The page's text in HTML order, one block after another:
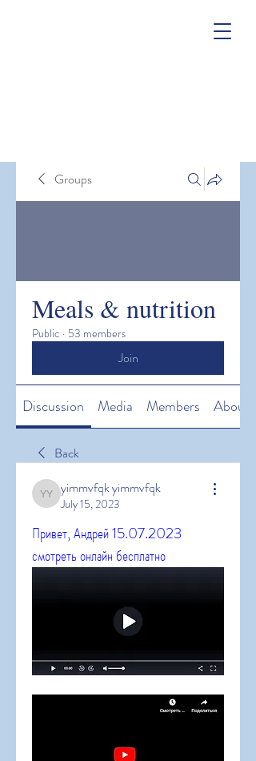
Groups
Meals & nutrition
Public · 53 members
Join
Discussion Media Members About
Back
yimmvfqk yimmvfqk
yimmvfqk yimmvfqk
July 15, 2023
Привет, Андрей 15.07.2023
смотреть онлайн бесплатно